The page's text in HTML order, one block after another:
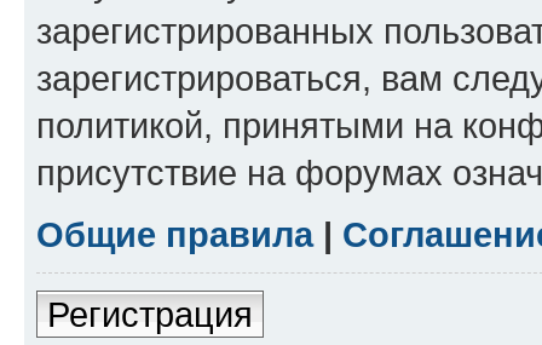
зарегистрированных
зарегистрироваться, вам
политикой, принятыми на
присутствие на форумах
Общие правила|
Регистрация